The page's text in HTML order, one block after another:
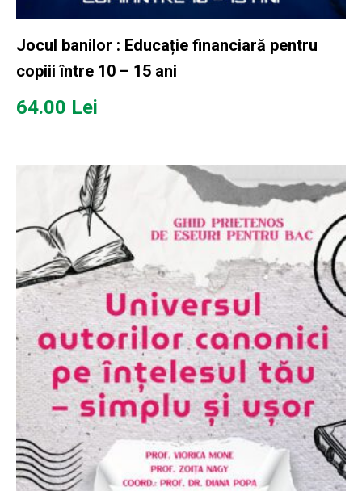
Jocul banilor : Educație financiară pentru
copiii între 10 – 15 ani
64.00 Lei